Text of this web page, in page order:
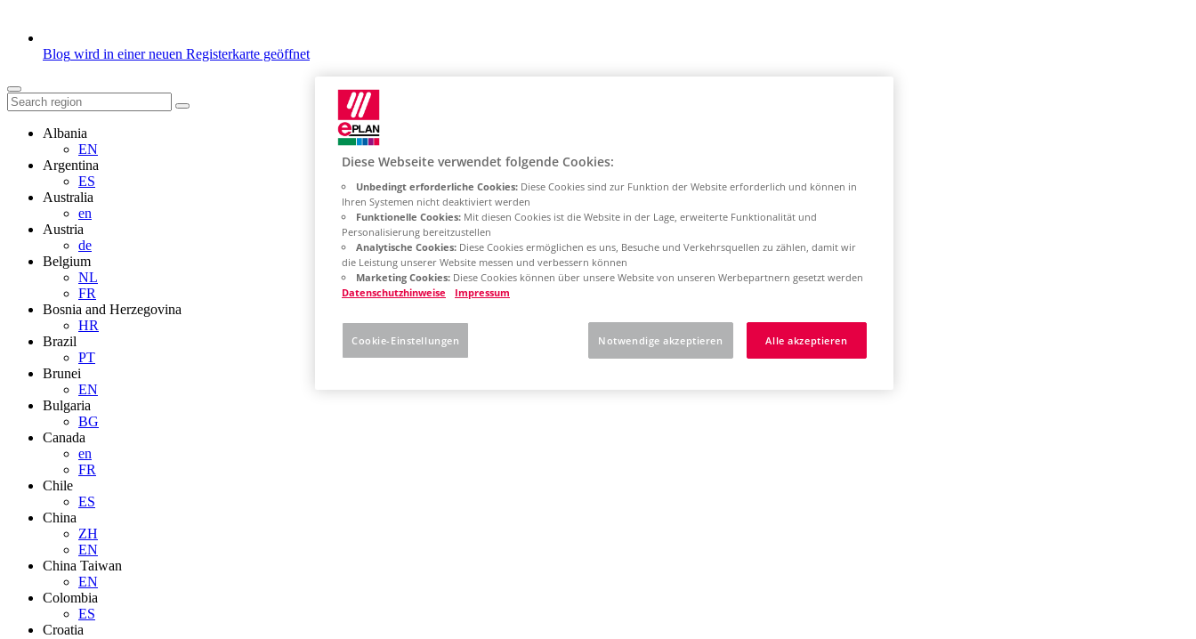
Blog wird in einer neuen Registerkarte geöffnet
Albania
EN
Argentina
ES
Australia
en
Austria
de
Belgium
NL
FR
Bosnia and Herzegovina
HR
Brazil
PT
Brunei
EN
Bulgaria
BG
Canada
en
FR
Chile
ES
China
ZH
EN
China Taiwan
EN
Colombia
ES
Croatia
Diese Webseite verwendet folgende Cookies:
Unbedingt erforderliche Cookies: Diese Cookies sind zur Funktion der Website erforderlich und können in
Ihren Systemen nicht deaktiviert werden
Funktionelle Cookies: Mit diesen Cookies ist die Website in der Lage, erweiterte Funktionalität und
Personalisierung bereitzustellen
Analytische Cookies: Diese Cookies ermöglichen es uns, Besuche und Verkehrsquellen zu zählen, damit wir
die Leistung unserer Website messen und verbessern können
Marketing Cookies: Diese Cookies können über unsere Website von unseren Werbepartnern gesetzt werden
Datenschutzhinweise
Impressum
Notwendige akzeptieren Alle akzeptieren
Cookie-Einstellungen